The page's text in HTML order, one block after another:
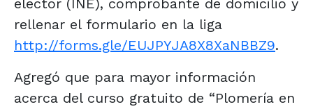
rellenar el formulario en la liga
http://forms.gle/EUJPYJA8X8XaNBBZ9.
Agregó que para mayor información
acerca del curso gratuito de “Plomería en